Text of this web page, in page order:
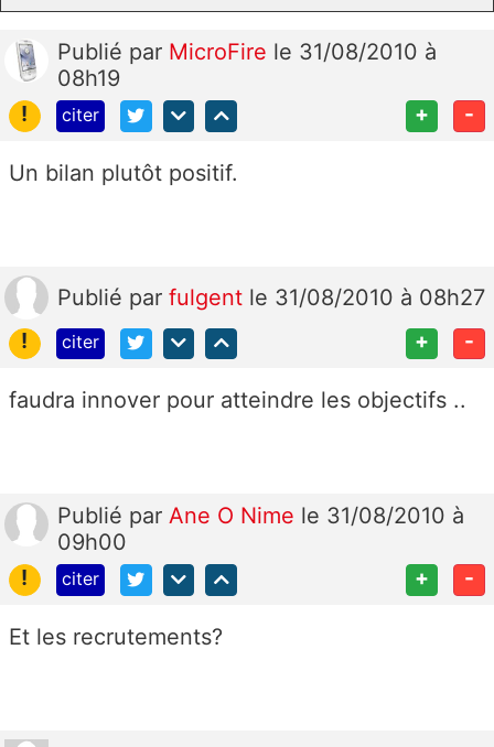
Publié par MicroFire le 31/08/2010 à
08h19
!
citer + -
Un bilan plutôt positif.
Publié par fulgent le 31/08/2010 à 08h27
!
citer + -
faudra innover pour atteindre les objectifs ..
Publié par Ane O Nime le 31/08/2010 à
09h00
!
citer + -
Et les recrutements?